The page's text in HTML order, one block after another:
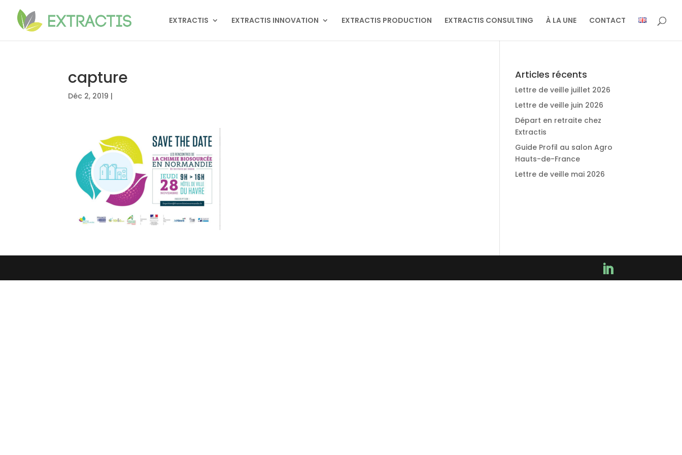
EXTRACTIS EXTRACTIS INNOVATION EXTRACTIS PRODUCTION EXTRACTIS CONSULTING À LA UNE CONTACT
capture
Déc 2, 2019 |
Articles récents
Lettre de veille juillet 2026
Lettre de veille juin 2026
Départ en retraite chez
Extractis
Guide Profil au salon Agro
Hauts-de-France
Lettre de veille mai 2026